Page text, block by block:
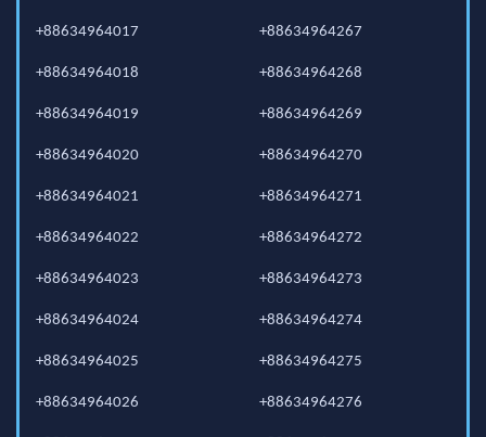
+88634964017
+88634964018
+88634964019
+88634964020
+88634964021
+88634964022
+88634964023
+88634964024
+88634964025
+88634964026
+88634964267
+88634964268
+88634964269
+88634964270
+88634964271
+88634964272
+88634964273
+88634964274
+88634964275
+88634964276